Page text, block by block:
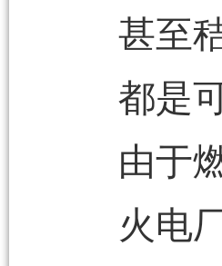
甚至
都是
由于
火电